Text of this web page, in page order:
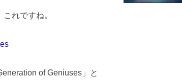
れですね。
of Geniuses」と